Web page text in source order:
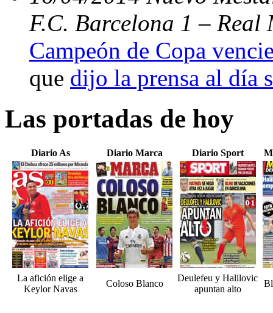
F.C. Barcelona 1 –
Campeón de Copa
que dijo la prensa al día
Las portadas de hoy
Diario As Diario Marca Diario Sport
La afición elige a
Keylor Navas
Coloso Blanco
Deulefeu y Halilovic
apuntan alto